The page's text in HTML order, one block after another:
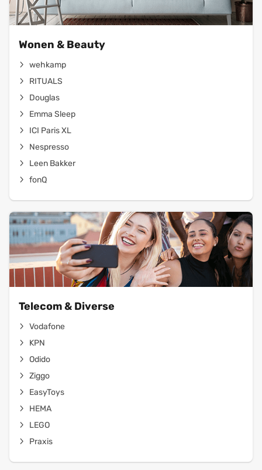
Wonen & Beauty
wehkamp
RITUALS
Douglas
Emma Sleep
ICI Paris XL
Nespresso
Leen Bakker
fonQ
Telecom & Diverse
Vodafone
KPN
Odido
Ziggo
EasyToys
HEMA
LEGO
Praxis